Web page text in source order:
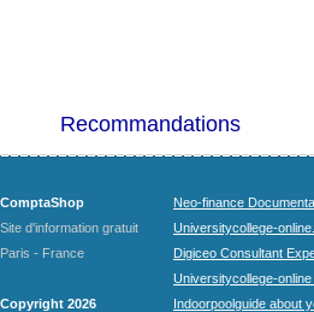
Recommandations
ComptaShop
Site d'information gratuit
Paris - France
Copyright 2026
Neo-finance
Universitycollege-
Digiceo Consultant
Universitycollege-
Indoorpoolguide about